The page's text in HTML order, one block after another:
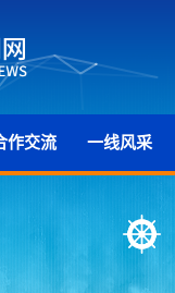
作交流 一线风采